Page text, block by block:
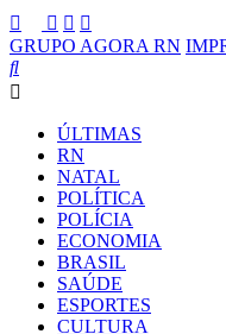
GRUPO AGORA RN
ÚLTIMAS
RN
NATAL
POLÍTICA
POLÍCIA
ECONOMIA
BRASIL
SAÚDE
ESPORTES
CULTURA